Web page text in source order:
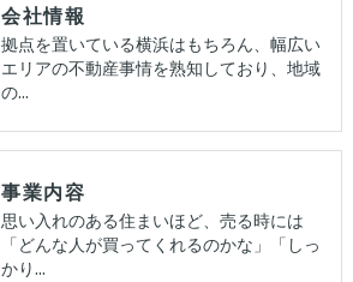
会社情報
拠点を置いている横浜はもちろん、幅広い
エリアの不動産事情を熟知しており、地域
の…
事業内容
思い入れのある住まいほど、売る時には
「どんな人が買ってくれるのかな」「しっ
かり…